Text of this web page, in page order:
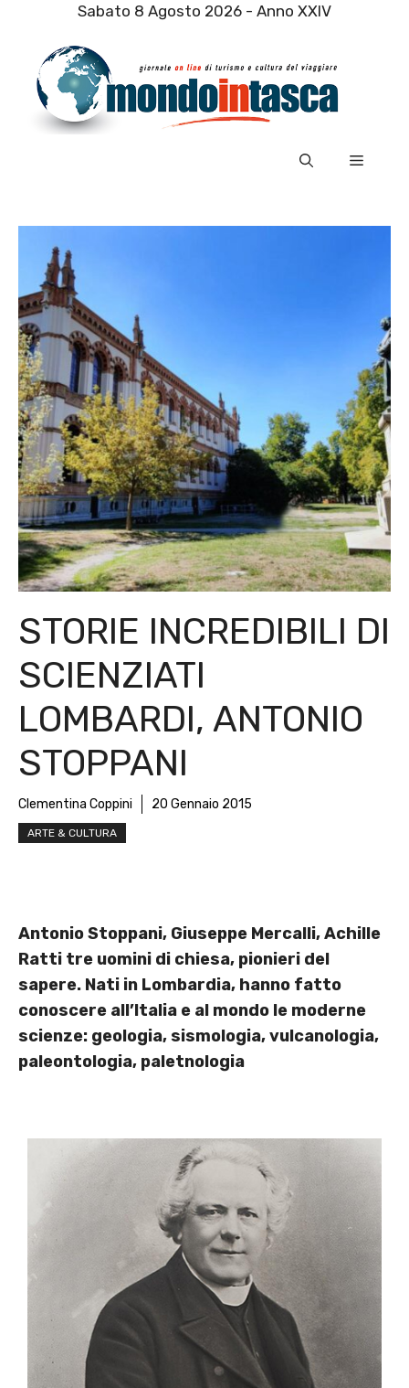
contenuto
Sabato 8 Agosto 2026 - Anno XXIV
Menu
STORIE INCREDIBILI DI
SCIENZIATI
LOMBARDI, ANTONIO
STOPPANI
Clementina Coppini 20 Gennaio 2015
ARTE & CULTURA
Antonio Stoppani, Giuseppe Mercalli, Achille
Ratti tre uomini di chiesa, pionieri del
sapere. Nati in Lombardia, hanno fatto
conoscere all’Italia e al mondo le moderne
scienze: geologia, sismologia, vulcanologia,
paleontologia, paletnologia